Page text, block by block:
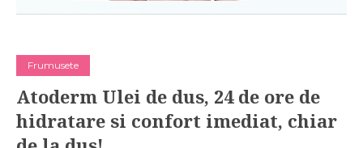
Frumusete
Atoderm Ulei de dus, 24 de ore de
hidratare si confort imediat, chiar